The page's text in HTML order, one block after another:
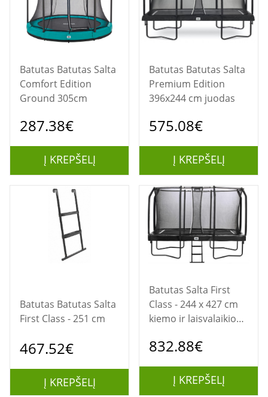
Batutas Batutas Salta
Comfort Edition
Ground 305cm
287.38€
Į KREPŠELĮ
Batutas Batutas Salta
Premium Edition
396x244 cm juodas
575.08€
Į KREPŠELĮ
Batutas Batutas Salta
First Class - 251 cm
467.52€
Į KREPŠELĮ
Batutas Salta First
Class - 244 x 427 cm
kiemo ir laisvalaikio
832.88€
Į KREPŠELĮ